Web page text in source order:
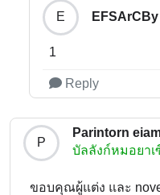
E EFSArCBy
1
Reply
P
Parintorn
บัลลังก์หมอยาเ
ขอบคุณผู้แต่ง และ